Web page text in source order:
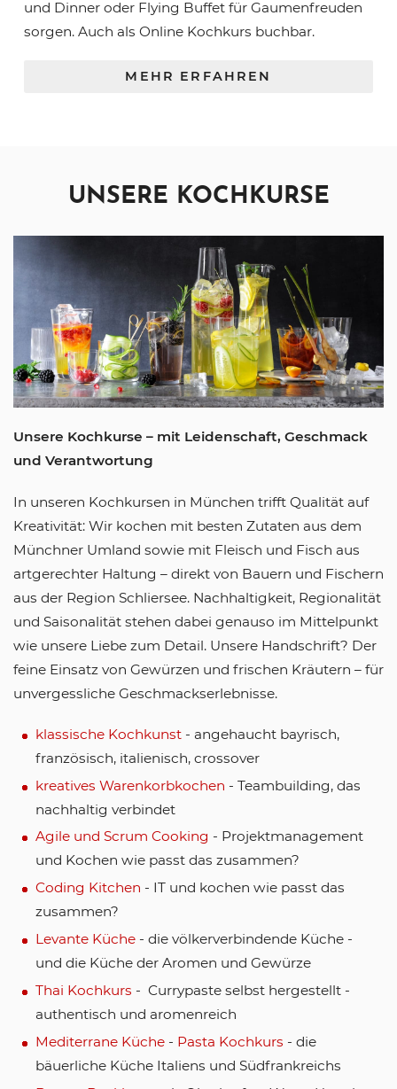
und Dinner oder Flying Buffet für Gaumenfreuden
sorgen. Auch als Online Kochkurs buchbar.
MEHR ERFAHREN
UNSERE KOCHKURSE
Unsere Kochkurse – mit Leidenschaft, Geschmack
und Verantwortung
In unseren Kochkursen in München trifft Qualität auf
Kreativität: Wir kochen mit besten Zutaten aus dem
Münchner Umland sowie mit Fleisch und Fisch aus
artgerechter Haltung – direkt von Bauern und Fischern
aus der Region Schliersee. Nachhaltigkeit, Regionalität
und Saisonalität stehen dabei genauso im Mittelpunkt
wie unsere Liebe zum Detail. Unsere Handschrift? Der
feine Einsatz von Gewürzen und frischen Kräutern – für
unvergessliche Geschmackserlebnisse.
klassische Kochkunst- angehaucht bayrisch,
französisch, italienisch, crossover
kreatives Warenkorbkochen - Teambuilding, das
nachhaltig verbindet
Agile und Scrum Cooking - Projektmanagement
und Kochen wie passt das zusammen?
Coding Kitchen - IT und kochen wie passt das
zusammen?
Levante Küche- die völkerverbindende Küche -
und die Küche der Aromen und Gewürze
Thai Kochkurs - Currypaste selbst hergestellt -
authentisch und aromenreich
Mediterrane Küche- Pasta Kochkurs - die
bäuerliche Küche Italiens und Südfrankreichs